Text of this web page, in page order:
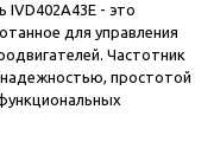
- это
для управления
Частотник
надежностью, простотой